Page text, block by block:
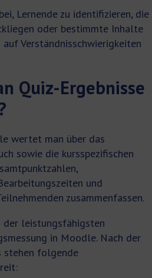
Lernende zu identifizieren, die
oder bestimmte Inhalte
Verständnisschwierigkeiten
Quiz-Ergebnisse
wertet man über das
sowie die kursspezifischen
und
zusammenfassen.
der leistungsfähigsten
in Moodle. Nach der
stehen folgende